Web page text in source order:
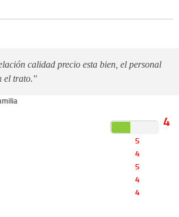
calidad precio esta bien, el personal
el trato."
4
5
4
5
4
4